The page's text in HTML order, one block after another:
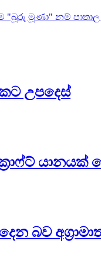
මූණා" නම්
උපදෙස්
යානයක්
බව